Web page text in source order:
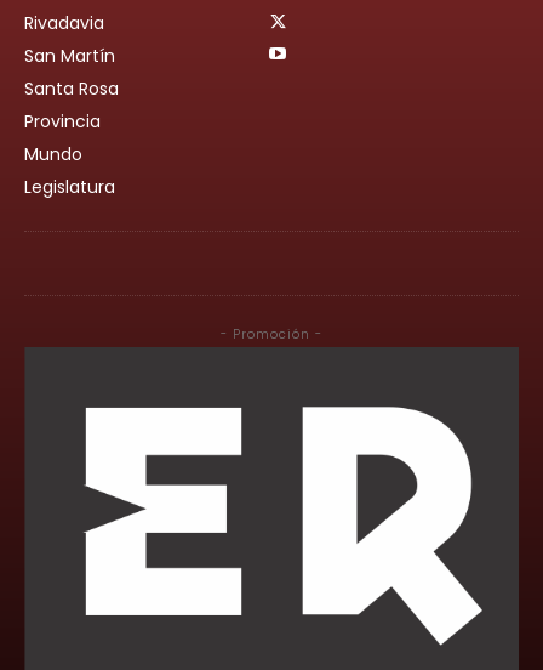
Rivadavia
San Martín
Santa Rosa
Provincia
Mundo
Legislatura
- Promoción -